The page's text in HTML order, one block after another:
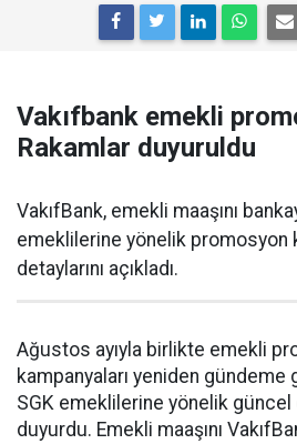
Vakıfbank emekli
Rakamlar duyuruldu
VakıfBank, emekli maaşını
emeklilerine yönelik promosyon
detaylarını açıkladı.
Ağustos ayıyla birlikte emekli
kampanyaları yeniden gündeme
SGK emeklilerine yönelik
duyurdu. Emekli maaşını